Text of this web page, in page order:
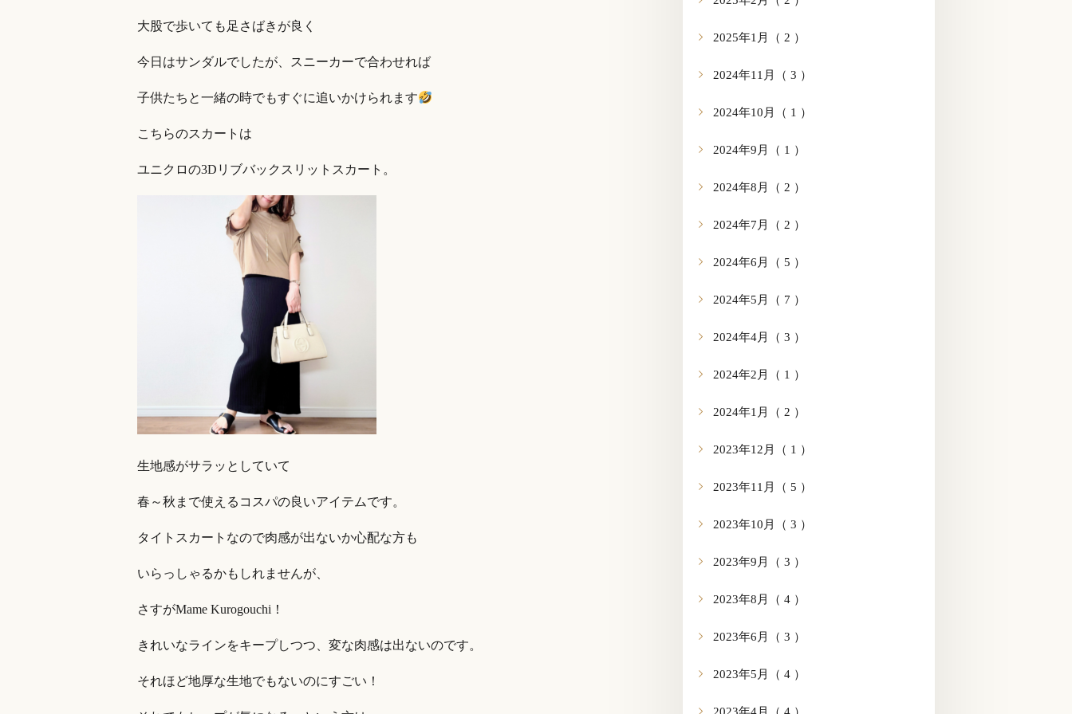
大股で歩いても足さばきが良く
今日はサンダルでしたが、スニーカーで合わせれば
子供たちと一緒の時でもすぐに追いかけられます
こちらのスカートは
ユニクロの3Dリブバックスリットスカート。
生地感がサラッとしていて
春～秋まで使えるコスパの良いアイテムです。
タイトスカートなので肉感が出ないか心配な方も
いらっしゃるかもしれませんが、
さすがMame Kurogouchi！
きれいなラインをキープしつつ、変な肉感は出ないのです。
それほど地厚な生地でもないのにすごい！
2025年1月（ 2 ）
2024年11月（ 3 ）
2024年10月（ 1 ）
2024年9月（ 1 ）
2024年8月（ 2 ）
2024年7月（ 2 ）
2024年6月（ 5 ）
2024年5月（ 7 ）
2024年4月（ 3 ）
2024年2月（ 1 ）
2024年1月（ 2 ）
2023年12月（ 1 ）
2023年11月（ 5 ）
2023年10月（ 3 ）
2023年9月（ 3 ）
2023年8月（ 4 ）
2023年6月（ 3 ）
2023年5月（ 4 ）